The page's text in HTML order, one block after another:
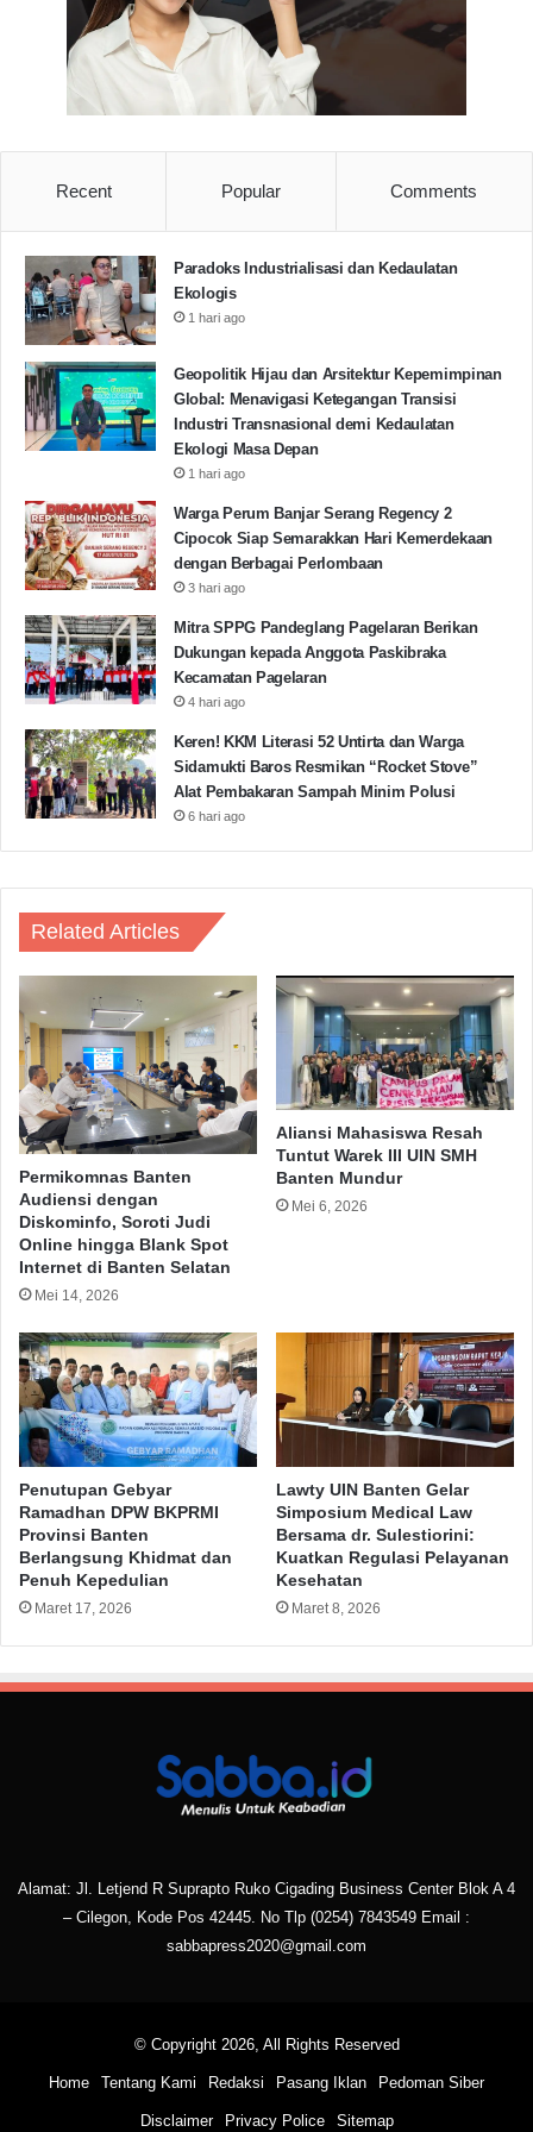
menciptakan pemerataan pembangunan dan
mengahadapi tantangan global khususnya bidang
ekonomi” tutupnya.
IKN
Recent Popular Comments
Paradoks Industrialisasi dan Kedaulatan
Ekologis
1 hari ago
Geopolitik Hijau dan Arsitektur Kepemimpinan
Global: Menavigasi Ketegangan Transisi
Industri Transnasional demi Kedaulatan
Ekologi Masa Depan
1 hari ago
Warga Perum Banjar Serang Regency 2
Cipocok Siap Semarakkan Hari Kemerdekaan
dengan Berbagai Perlombaan
3 hari ago
Mitra SPPG Pandeglang Pagelaran Berikan
Dukungan kepada Anggota Paskibraka
Kecamatan Pagelaran
4 hari ago
Keren! KKM Literasi 52 Untirta dan Warga
Sidamukti Baros Resmikan “Rocket Stove”
Alat Pembakaran Sampah Minim Polusi
6 hari ago
Related Articles
Permikomnas Banten
Audiensi dengan
Diskominfo, Soroti Judi
Online hingga Blank Spot
Internet di Banten Selatan
Mei 14, 2026
Aliansi Mahasiswa Resah
Tuntut Warek III UIN SMH
Banten Mundur
Mei 6, 2026
Penutupan Gebyar
Ramadhan DPW BKPRMI
Provinsi Banten
Berlangsung Khidmat dan
Penuh Kepedulian
Maret 17, 2026
Lawty UIN Banten Gelar
Simposium Medical Law
Bersama dr. Sulestiorini:
Kuatkan Regulasi Pelayanan
Kesehatan
Maret 8, 2026
Alamat: Jl. Letjend R Suprapto Ruko Cigading Business Center Blok A 4
– Cilegon, Kode Pos 42445. No Tlp (0254) 7843549 Email :
sabbapress2020@gmail.com
© Copyright 2026, All Rights Reserved
Home Tentang Kami Redaksi Pasang Iklan Pedoman Siber
Disclaimer Privacy Police Sitemap